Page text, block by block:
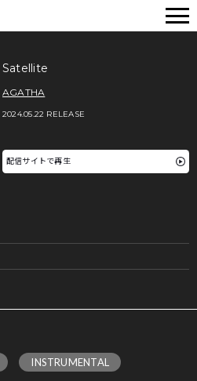
Satellite
AGATHA
2024.05.22 RELEASE
配信サイトで再生
INSTRUMENTAL